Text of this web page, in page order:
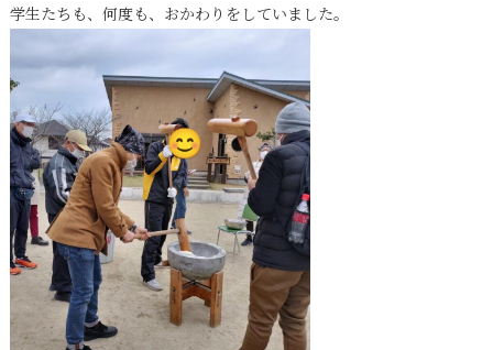
学生たちも、何度も、おかわりをしていました。